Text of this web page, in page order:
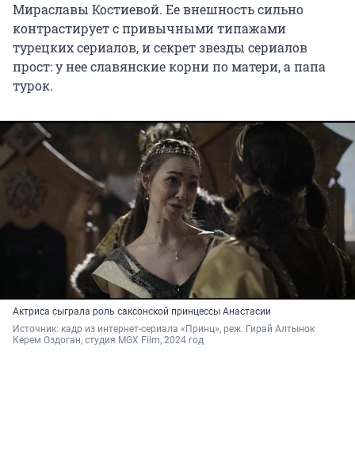
Мираславы Костиевой. Ее внешность сильно
контрастирует с привычными типажами
турецких сериалов, и секрет звезды сериалов
прост: у нее славянские корни по матери, а папа
турок.
Актриса сыграла роль саксонской принцессы Анастасии
Источник: кадр из интернет-сериала «Принц», реж. Гирай Алтынок
Керем Оздоган, студия MGX Film, 2024 год